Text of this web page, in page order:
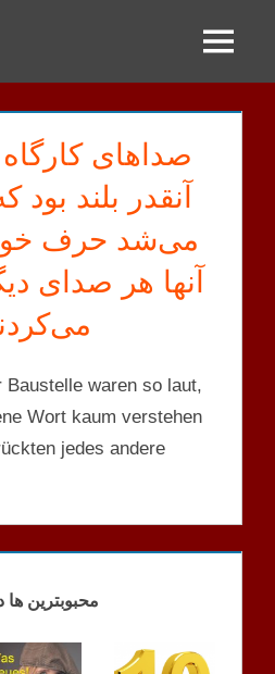
Menu
صداهای
آنقدر بلند
می‌شد حرف خود
آنها هر صدای
Baustelle waren so laut,
Wort kaum verstehen
jedes andere
محبوبترین ها